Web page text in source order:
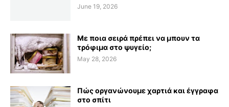
June 19, 2026
Με ποια σειρά πρέπει να μπουν τα
τρόφιμα στο ψυγείο;
May 28, 2026
Πώς οργανώνουμε χαρτιά και έγγραφα
στο σπίτι